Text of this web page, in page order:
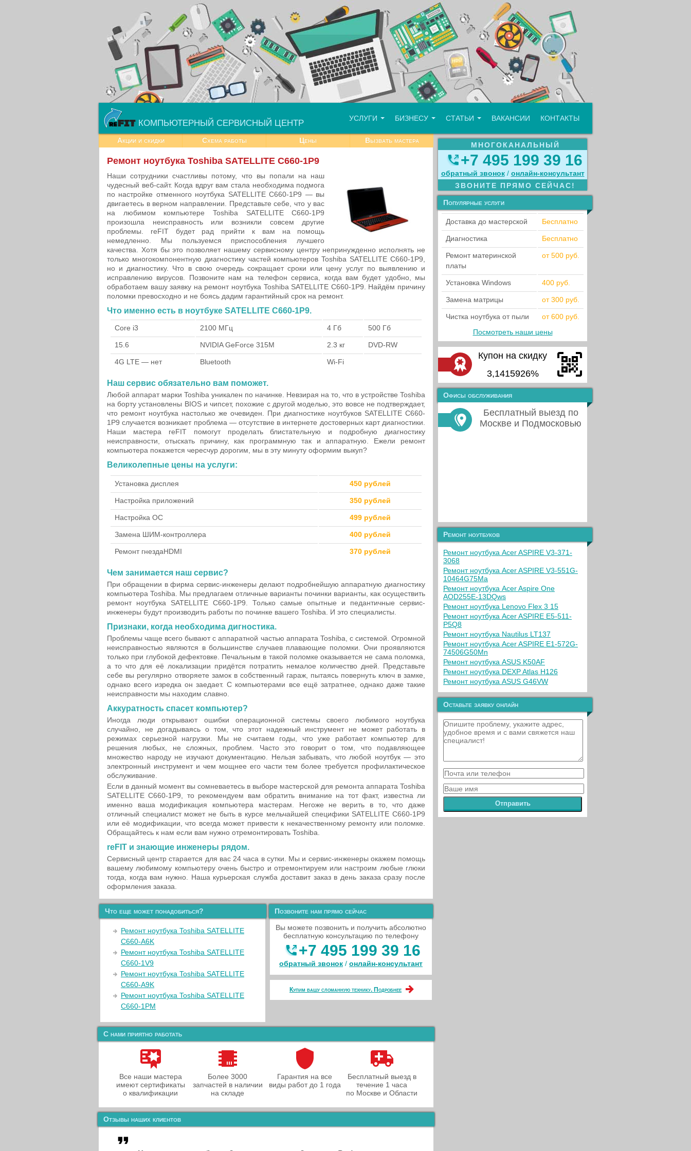
КОМПЬЮТЕРНЫЙ СЕРВИСНЫЙ ЦЕНТР УСЛУГИ БИЗНЕСУ СТАТЬИ ВАКАНСИИ КОНТАКТЫ
Акции и скидки Схема работы Цены Вызвать мастера
Ремонт ноутбука Toshiba SATELLITE C660-1P9
Наши сотрудники счастливы потому, что вы попали на наш
чудесный веб-сайт. Когда вдруг вам стала необходима подмога
по настройке отменного ноутбука SATELLITE C660-1P9 — вы
двигаетесь в верном направлении. Представьте себе, что у вас
на любимом компьютере Toshiba SATELLITE C660-1P9
произошла неисправность или возникли совсем другие
проблемы. reFIT будет рад прийти к вам на помощь
немедленно. Мы пользуемся приспособления лучшего
качества. Хотя бы это позволяет нашему сервисному центру непринужденно исполнять не
только многокомпонентную диагностику частей компьютеров Toshiba SATELLITE C660-1P9,
но и диагностику. Что в свою очередь сокращает сроки или цену услуг по выявлению и
исправлению вирусов. Позвоните нам на телефон сервиса, когда вам будет удобно, мы
обработаем вашу заявку на ремонт ноутбука Toshiba SATELLITE C660-1P9. Найдём причину
поломки превосходно и не боясь дадим гарантийный срок на ремонт.
Что именно есть в ноутбуке SATELLITE C660-1P9.
Core i3 2100 МГц 4 Гб 500 Гб
15.6 NVIDIA GeForce 315M 2.3 кг DVD-RW
4G LTE — нет Bluetooth Wi-Fi
Наш сервис обязательно вам поможет.
Любой аппарат марки Toshiba уникален по начинке. Невзирая на то, что в устройстве Toshiba
на борту установлены BIOS и чипсет, похожие с другой моделью, это вовсе не подтверждает,
что ремонт ноутбука настолько же очевиден. При диагностике ноутбуков SATELLITE C660-
1P9 случается возникает проблема — отсутствие в интернете достоверных карт диагностики.
Наши мастера reFIT помогут проделать блистательную и подробную диагностику
неисправности, отыскать причину, как программную так и аппаратную. Ежели ремонт
компьютера покажется чересчур дорогим, мы в эту минуту оформим выкуп?
Великолепные цены на услуги:
Установка дисплея 450 рублей
Настройка приложений 350 рублей
Настройка ОС 499 рублей
Замена ШИМ-контроллера 400 рублей
Ремонт гнездаHDMI 370 рублей
Чем занимается наш сервис?
При обращении в фирма сервис-инженеры делают подробнейшую аппаратную диагностику
компьютера Toshiba. Мы предлагаем отличные варианты починки варианты, как осуществить
ремонт ноутбука SATELLITE C660-1P9. Только самые опытные и педантичные сервис-
инженеры будут производить работы по починке вашего Toshiba. И это специалисты.
Признаки, когда необходима дигностика.
Проблемы чаще всего бывают с аппаратной частью аппарата Toshiba, с системой. Огромной
неисправностью являются в большинстве случаев плавающие поломки. Они проявляются
только при глубокой дефектовке. Печальным в такой поломке оказывается не сама поломка,
а то что для её локализации придётся потратить немалое количество дней. Представьте
себе вы регулярно отворяете замок в собственный гараж, пытаясь повернуть ключ в замке,
однако всего изредка он заедает. С компьютерами все ещё затратнее, однако даже такие
неисправности мы находим славно.
Аккуратность спасет компьютер?
Иногда люди открывают ошибки операционной системы своего любимого ноутбука
случайно, не догадываясь о том, что этот надежный инструмент не может работать в
режимах серьезной нагрузки. Мы не считаем годы, что уже работает компьютер для
решения любых, не сложных, проблем. Часто это говорит о том, что подавляющее
множество народу не изучают документацию. Нельзя забывать, что любой ноутбук — это
электронный инструмент и чем мощнее его части тем более требуется профилактическое
обслуживание.
Если в данный момент вы сомневаетесь в выборе мастерской для ремонта аппарата Toshiba
SATELLITE C660-1P9, то рекомендуем вам обратить внимание на тот факт, известна ли
именно ваша модификация компьютера мастерам. Негоже не верить в то, что даже
отличный специалист может не быть в курсе мельчайшей специфики SATELLITE C660-1P9
или её модификации, что всегда может привести к некачественному ремонту или поломке.
Обращайтесь к нам если вам нужно отремонтировать Toshiba.
reFIT и знающие инженеры рядом.
Сервисный центр старается для вас 24 часа в сутки. Мы и сервис-инженеры окажем помощь
вашему любимому компьютеру очень быстро и отремонтируем или настроим любые глюки
тогда, когда вам нужно. Наша курьерская служба доставит заказ в день заказа сразу после
оформления заказа.
Что еще может понадобиться?
Ремонт ноутбука Toshiba SATELLITE
C660-A6K
Ремонт ноутбука Toshiba SATELLITE
C660-1V9
Ремонт ноутбука Toshiba SATELLITE
C660-A9K
Ремонт ноутбука Toshiba SATELLITE
C660-1PM
Позвоните нам прямо сейчас
Вы можете позвонить и получить абсолютно
бесплатную консультацию по телефону
+7 495 199 39 16
обратный звонок / онлайн‑консультант
Купим вашу сломанную технику. Подробнее
С нами приятно работать
Все наши мастера
имеют сертификаты
о квалификации
Более 3000
запчастей в наличии
на складе
Гарантия на все
виды работ до 1 года
Бесплатный выезд в
течение 1 часа
по Москве и Области
Отзывы наших клиентов
МНОГОКАНАЛЬНЫЙ
+7 495 199 39 16
обратный звонок / онлайн‑консультант
ЗВОНИТЕ ПРЯМО СЕЙЧАС!
Популярные услуги
Доставка до мастерской Бесплатно
Диагностика Бесплатно
Ремонт материнской
платы
от 500 руб.
Установка Windows 400 руб.
Замена матрицы от 300 руб.
Чистка ноутбука от пыли
от 600 руб.
Посмотреть наши цены
Купон на скидку
3,1415926%
Офисы обслуживания
Бесплатный выезд по
Москве и Подмосковью
Ремонт ноутбуков
Ремонт ноутбука Acer ASPIRE V3-371-
3068
Ремонт ноутбука Acer ASPIRE V3-551G-
10464G75Ma
Ремонт ноутбука Acer Aspire One
AOD255E-13DQws
Ремонт ноутбука Lenovo Flex 3 15
Ремонт ноутбука Acer ASPIRE E5-511-
P5Q8
Ремонт ноутбука Nautilus LT137
Ремонт ноутбука Acer ASPIRE E1-572G-
74506G50Mn
Ремонт ноутбука ASUS K50AF
Ремонт ноутбука DEXP Atlas H126
Ремонт ноутбука ASUS G46VW
Оставьте заявку онлайн
Отправить